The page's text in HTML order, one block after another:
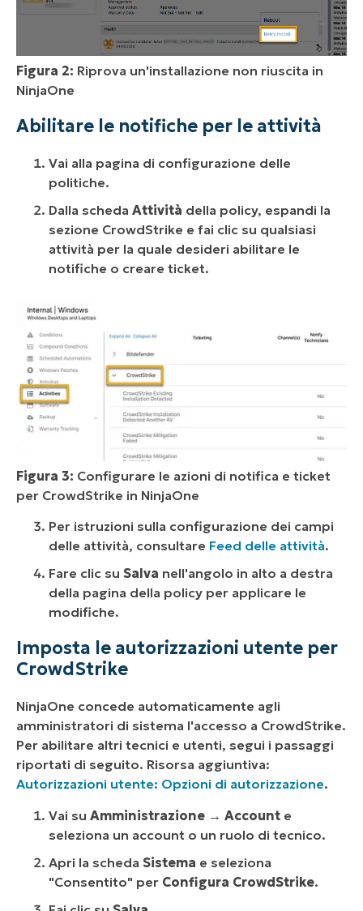
Figura 2: Riprova un'installazione non riuscita in
NinjaOne
Abilitare le notifiche per le attività
Vai alla pagina di configurazione delle
politiche.
Dalla scheda Attività della policy, espandi la
sezione CrowdStrike e fai clic su qualsiasi
attività per la quale desideri abilitare le
notifiche o creare ticket.
Figura 3: Configurare le azioni di notifica e ticket
per CrowdStrike in NinjaOne
Per istruzioni sulla configurazione dei campi
delle attività, consultare Feed delle attività.
Fare clic su Salva nell'angolo in alto a destra
della pagina della policy per applicare le
modifiche.
Imposta le autorizzazioni utente per
CrowdStrike
NinjaOne concede automaticamente agli
amministratori di sistema l'accesso a CrowdStrike.
Per abilitare altri tecnici e utenti, segui i passaggi
riportati di seguito. Risorsa aggiuntiva:
Autorizzazioni utente: Opzioni di autorizzazione.
Vai su Amministrazione → Account e
seleziona un account o un ruolo di tecnico.
Apri la scheda Sistema e seleziona
"Consentito" per Configura CrowdStrike.